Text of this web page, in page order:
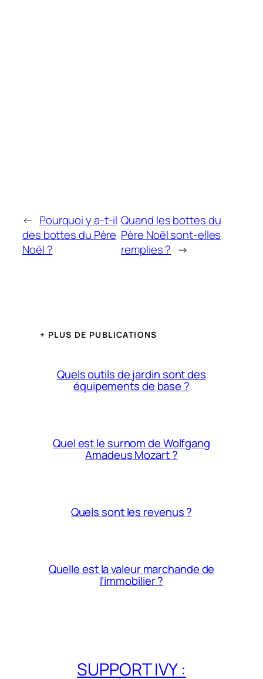
← Pourquoi y a-t-il
des bottes du Père
Noël ?
Quand les bottes du
Père Noël sont-elles
remplies ? →
+ PLUS DE PUBLICATIONS
Quels outils de jardin sont des
équipements de base ?
Quel est le surnom de Wolfgang
Amadeus Mozart ?
Quels sont les revenus ?
Quelle est la valeur marchande de
l’immobilier ?
SUPPORT IVY :